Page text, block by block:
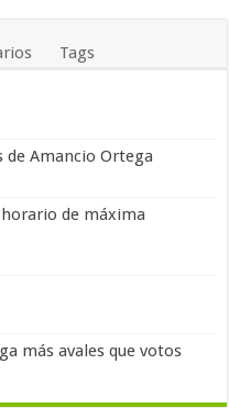
Tags
de Amancio Ortega
de máxima
más avales que votos